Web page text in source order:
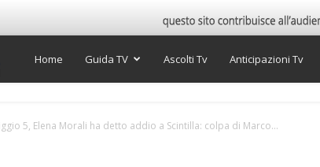
Super
Home Guida TV Ascolti Tv Anticipazioni Tv
5, Elena Morali ha detto addio a Scintilla: colpa di Marco...